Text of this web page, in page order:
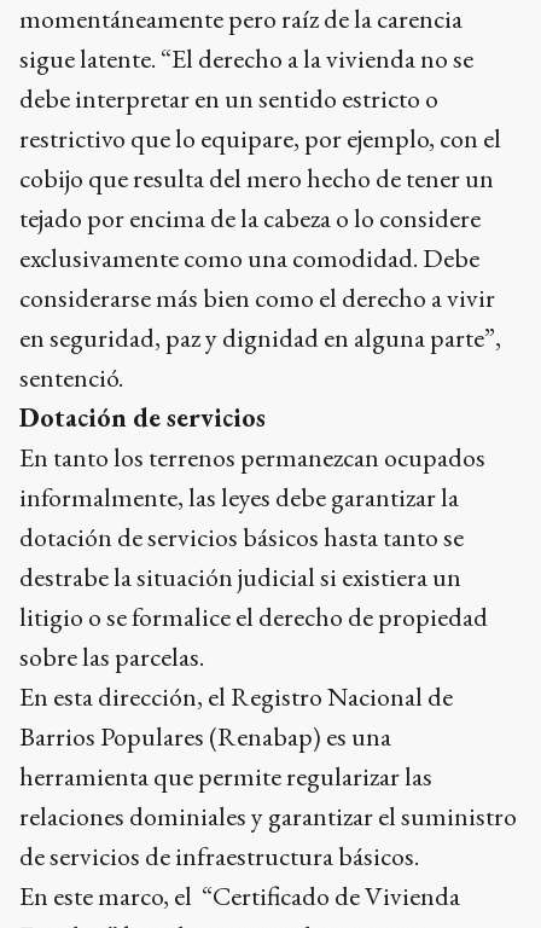
momentáneamente pero raíz de la carencia
sigue latente. “El derecho a la vivienda no se
debe interpretar en un sentido estricto o
restrictivo que lo equipare, por ejemplo, con el
cobijo que resulta del mero hecho de tener un
tejado por encima de la cabeza o lo considere
exclusivamente como una comodidad. Debe
considerarse más bien como el derecho a vivir
en seguridad, paz y dignidad en alguna parte”,
sentenció.
Dotación de servicios
En tanto los terrenos permanezcan ocupados
informalmente, las leyes debe garantizar la
dotación de servicios básicos hasta tanto se
destrabe la situación judicial si existiera un
litigio o se formalice el derecho de propiedad
sobre las parcelas.
En esta dirección, el Registro Nacional de
Barrios Populares (Renabap) es una
herramienta que permite regularizar las
relaciones dominiales y garantizar el suministro
de servicios de infraestructura básicos.
En este marco, el “Certificado de Vivienda